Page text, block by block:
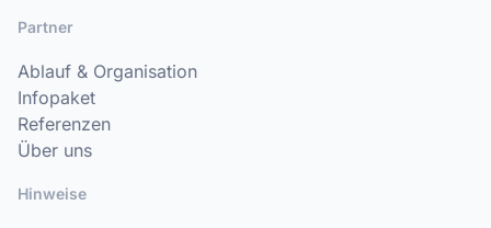
Partner
Ablauf & Organisation
Infopaket
Referenzen
Über uns
Hinweise